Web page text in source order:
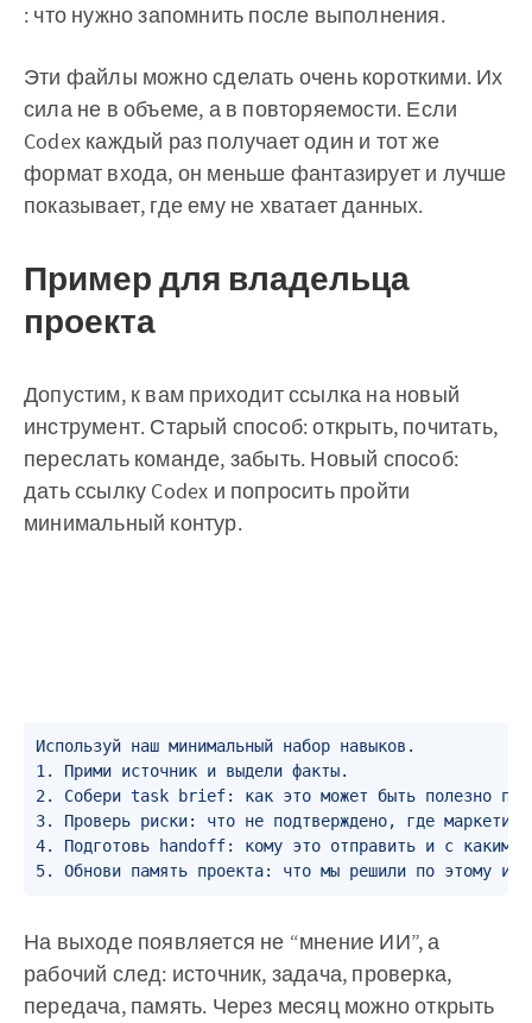
: что нужно запомнить после выполнения.
Эти файлы можно сделать очень короткими. Их
сила не в объеме, а в повторяемости. Если
Codex каждый раз получает один и тот же
формат входа, он меньше фантазирует и лучше
показывает, где ему не хватает данных.
Пример для владельца
проекта
Допустим, к вам приходит ссылка на новый
инструмент. Старый способ: открыть, почитать,
переслать команде, забыть. Новый способ:
дать ссылку Codex и попросить пройти
минимальный контур.
Используй наш минимальный набор навыков.
1. Прими источник и выдели факты.
2. Собери task brief: как это может быть полезно
3. Проверь риски: что не подтверждено, где
4. Подготовь handoff: кому это отправить и с каким
5. Обнови память проекта: что мы решили по этому
На выходе появляется не “мнение ИИ”, а
рабочий след: источник, задача, проверка,
передача, память. Через месяц можно открыть